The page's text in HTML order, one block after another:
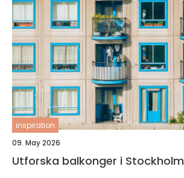
inspiration
09. May 2026
Utforska balkonger i Stockholm